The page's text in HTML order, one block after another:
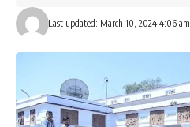
Last updated: March 10, 2024 4:06 am